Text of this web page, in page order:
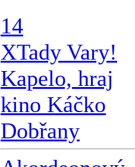
14
XTady Vary!
Kapelo, hraj
kino Káčko
Dobřany